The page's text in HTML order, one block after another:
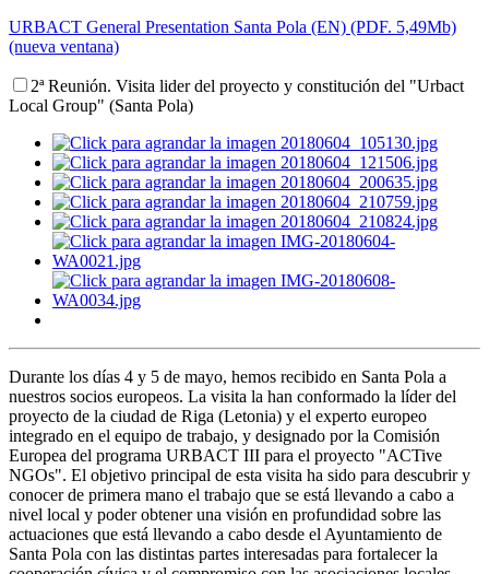
URBACT General Presentation Santa Pola (EN) (PDF. 5,49Mb)
(nueva ventana)
2ª Reunión. Visita lider del proyecto y constitución del "Urbact
Local Group" (Santa Pola)
Durante los días 4 y 5 de mayo, hemos recibido en Santa Pola a
nuestros socios europeos. La visita la han conformado la líder del
proyecto de la ciudad de Riga (Letonia) y el experto europeo
integrado en el equipo de trabajo, y designado por la Comisión
Europea del programa URBACT III para el proyecto "ACTive
NGOs". El objetivo principal de esta visita ha sido para descubrir y
conocer de primera mano el trabajo que se está llevando a cabo a
nivel local y poder obtener una visión en profundidad sobre las
actuaciones que está llevando a cabo desde el Ayuntamiento de
Santa Pola con las distintas partes interesadas para fortalecer la